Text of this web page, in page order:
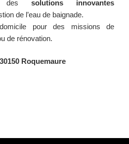
des solutions innovantes
de l’eau de baignade.
pour des missions de
de rénovation.
Roquemaure